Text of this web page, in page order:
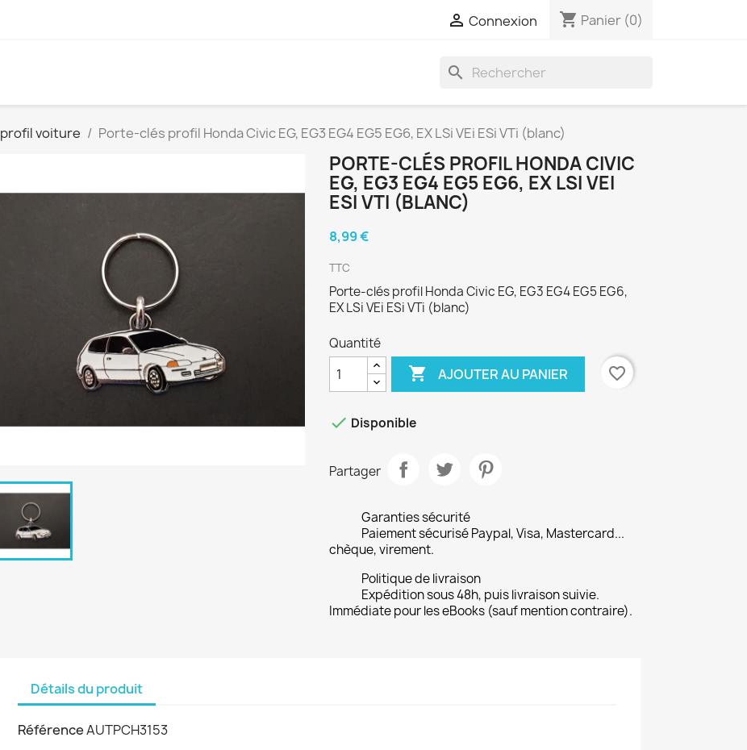
 Connexion shopping_cart Panier (0)
search
voiture Porte-clés profil Honda Civic EG, EG3 EG4 EG5 EG6, EX LSi VEi ESi VTi (blanc)
PORTE-CLÉS PROFIL HONDA CIVIC
EG, EG3 EG4 EG5 EG6, EX LSI VEI
ESI VTI (BLANC)
8,99 €
TTC
Porte-clés profil Honda Civic EG, EG3 EG4 EG5 EG6,
EX LSi VEi ESi VTi (blanc)
Quantité
 AJOUTER AU PANIER favorite_border
 Disponible
Partager
Garanties sécurité
Paiement sécurisé Paypal, Visa, Mastercard...
chèque, virement.
Politique de livraison
Expédition sous 48h, puis livraison suivie.
Immédiate pour les eBooks (sauf mention contraire).
Détails du produit
RéférenceAUTPCH3153